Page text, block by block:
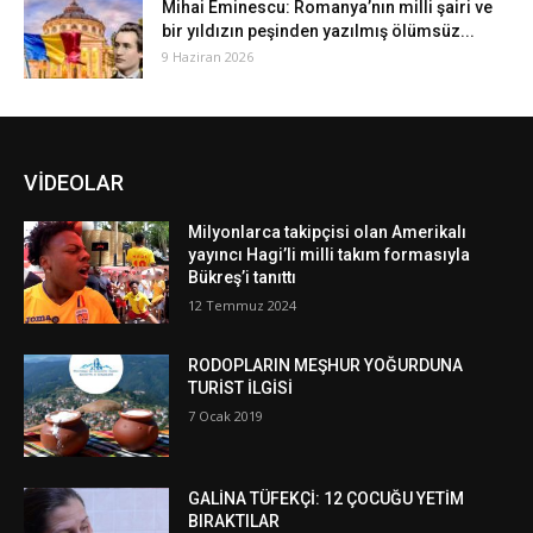
Mihai Eminescu: Romanya’nın milli şairi ve
bir yıldızın peşinden yazılmış ölümsüz...
9 Haziran 2026
VİDEOLAR
Milyonlarca takipçisi olan Amerikalı
yayıncı Hagi’li milli takım formasıyla
Bükreş’i tanıttı
12 Temmuz 2024
RODOPLARIN MEŞHUR YOĞURDUNA
TURİST İLGİSİ
7 Ocak 2019
GALİNA TÜFEKÇİ: 12 ÇOCUĞU YETİM
BIRAKTILAR